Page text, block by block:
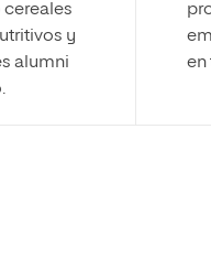
y
alumni
en